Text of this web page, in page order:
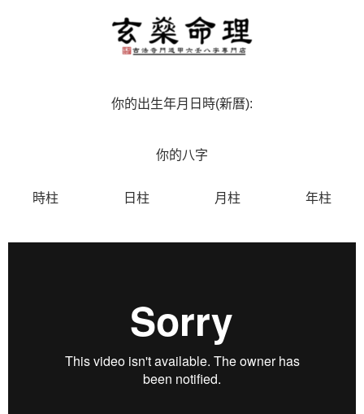
你的出生年月日時(新曆):
你的八字
時柱 日柱 月柱 年柱